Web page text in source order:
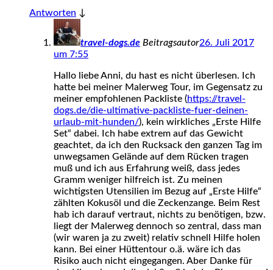
Antworten ↓
travel-dogs.de Beitragsautor26. Juli 2017
um 7:55
Hallo liebe Anni, du hast es nicht überlesen. Ich
hatte bei meiner Malerweg Tour, im Gegensatz zu
meiner empfohlenen Packliste (https://travel-
dogs.de/die-ultimative-packliste-fuer-deinen-
urlaub-mit-hunden/), kein wirkliches „Erste Hilfe
Set“ dabei. Ich habe extrem auf das Gewicht
geachtet, da ich den Rucksack den ganzen Tag im
unwegsamen Gelände auf dem Rücken tragen
muß und ich aus Erfahrung weiß, dass jedes
Gramm weniger hilfreich ist. Zu meinen
wichtigsten Utensilien im Bezug auf „Erste Hilfe“
zählten Kokusöl und die Zeckenzange. Beim Rest
hab ich darauf vertraut, nichts zu benötigen, bzw.
liegt der Malerweg dennoch so zentral, dass man
(wir waren ja zu zweit) relativ schnell Hilfe holen
kann. Bei einer Hüttentour o.ä. wäre ich das
Risiko auch nicht eingegangen. Aber Danke für